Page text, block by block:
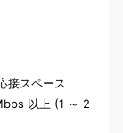
接スペース
以上 (1 ～ 2